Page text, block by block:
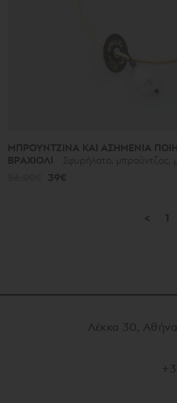
ΜΠΡΟΥΝΤΖΙΝΑ ΚΑΙ ΑΣΗΜΕΝΙΑ
ΒΡΑΧΙΟΛΙ
Σφυρήλατο, μπρούντζος,
39€
< 1
Λέκκα 30,